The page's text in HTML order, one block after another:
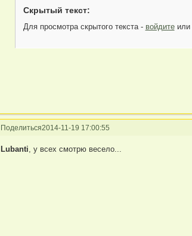
Скрытый текст:
Для просмотра скрытого текста - войдитеили
Поделиться2014-11-19 17:00:55
Lubanti , у всех смотрю весело...